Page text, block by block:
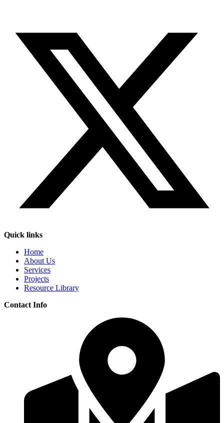
Quick links
Home
About Us
Services
Projects
Resource Library
Contact Info